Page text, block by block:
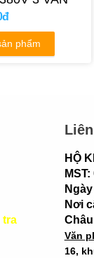
phẩm
tra
HỘ
Nơi
Văn
16,